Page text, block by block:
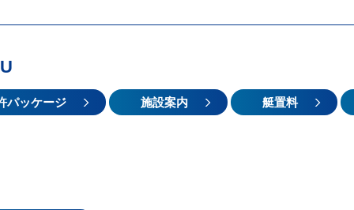
パッケージ 施設案内 艇置料